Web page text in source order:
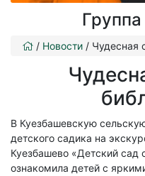
Группа
/ Новости / Чудесная
В Куезбашевскую
детского садика на
Куезбашево «Детский сад
ознакомила детей с